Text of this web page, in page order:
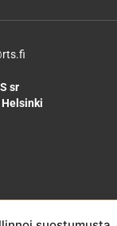
sr
Helsinki